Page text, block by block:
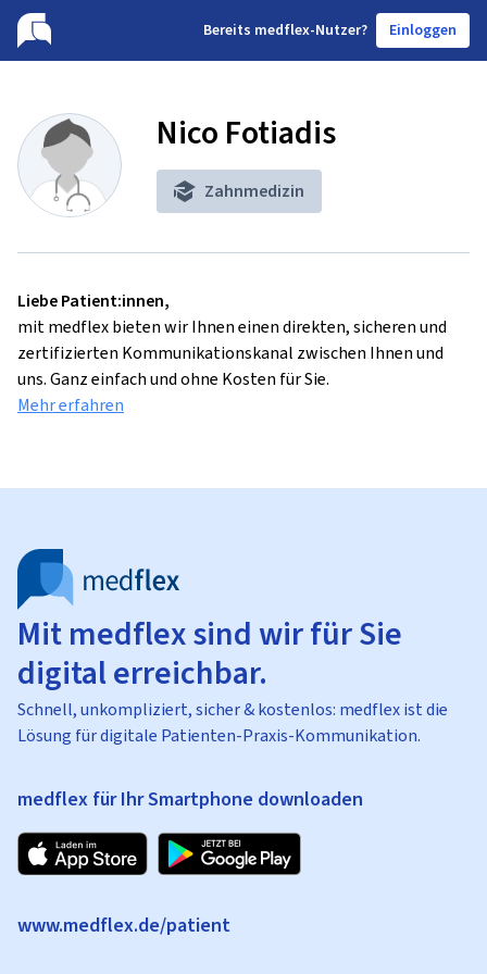
Bereits medflex-Nutzer? Einloggen
Nico Fotiadis
Zahnmedizin
Liebe Patient:innen,
mit medflex bieten wir Ihnen einen direkten, sicheren und
zertifizierten Kommunikationskanal zwischen Ihnen und
uns. Ganz einfach und ohne Kosten für Sie.
Mehr erfahren
Mit medflex sind wir für Sie
digital erreichbar.
Schnell, unkompliziert, sicher & kostenlos: medflex ist die
Lösung für digitale Patienten-Praxis-Kommunikation.
medflex für Ihr Smartphone downloaden
www.medflex.de/patient